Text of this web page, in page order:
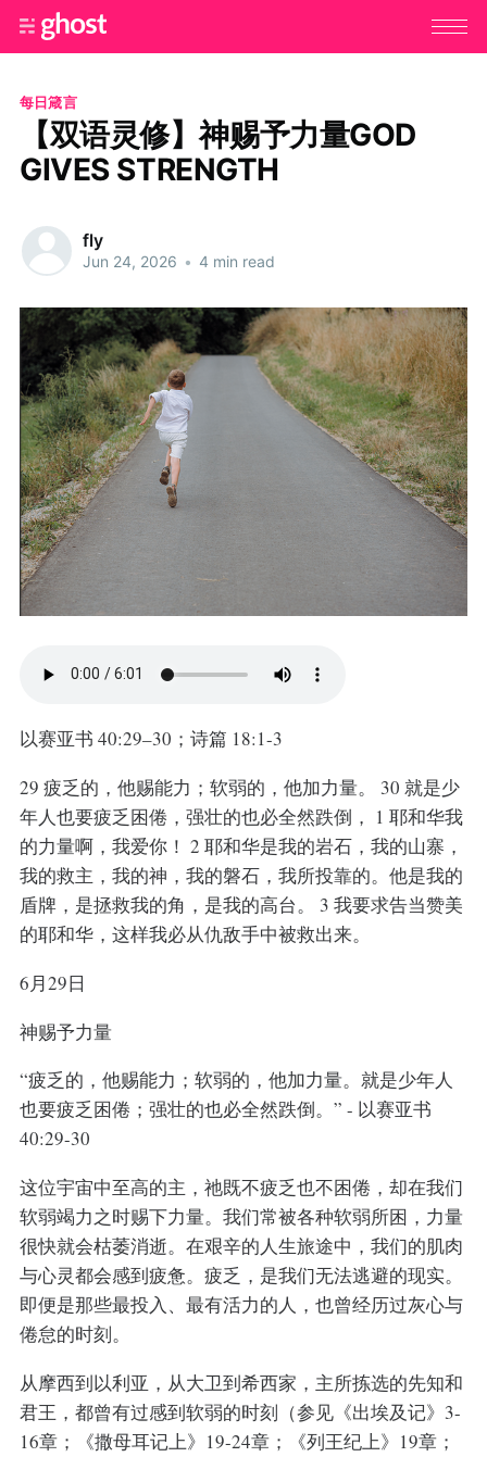
每日箴言
【双语灵修】神赐予力量GOD
GIVES STRENGTH
fly
Jun 24, 2026 • 4 min read
以赛亚书 40:29–30；诗篇 18:1-3
29 疲乏的，他赐能力；软弱的，他加力量。 30 就是少
年人也要疲乏困倦，强壮的也必全然跌倒， 1 耶和华我
的力量啊，我爱你！ 2 耶和华是我的岩石，我的山寨，
我的救主，我的神，我的磐石，我所投靠的。他是我的
盾牌，是拯救我的角，是我的高台。 3 我要求告当赞美
的耶和华，这样我必从仇敌手中被救出来。
6月29日
神赐予力量
“疲乏的，他赐能力；软弱的，他加力量。就是少年人
也要疲乏困倦；强壮的也必全然跌倒。” - 以赛亚书
40:29-30
这位宇宙中至高的主，祂既不疲乏也不困倦，却在我们
软弱竭力之时赐下力量。我们常被各种软弱所困，力量
很快就会枯萎消逝。在艰辛的人生旅途中，我们的肌肉
与心灵都会感到疲惫。疲乏，是我们无法逃避的现实。
即便是那些最投入、最有活力的人，也曾经历过灰心与
倦怠的时刻。
从摩西到以利亚，从大卫到希西家，主所拣选的先知和
君王，都曾有过感到软弱的时刻（参见《出埃及记》3-
16章；《撒母耳记上》19-24章；《列王纪上》19章；